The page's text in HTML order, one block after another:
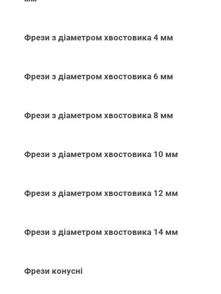
Фрези з діаметром хвостовика 4 мм
Фрези з діаметром хвостовика 6 мм
Фрези з діаметром хвостовика 8 мм
Фрези з діаметром хвостовика 10 мм
Фрези з діаметром хвостовика 12 мм
Фрези з діаметром хвостовика 14 мм
Фрези конусні